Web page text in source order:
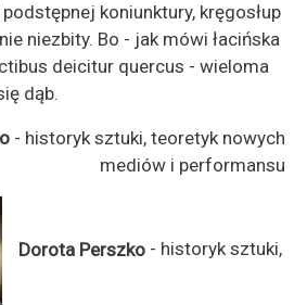
koniunktury, kręgosłup
niezbity. Bo - jak mówi łacińska
deicitur quercus - wieloma
dąb.
- historyk sztuki, teoretyk nowych
mediów i performansu
Dorota Perszko - historyk sztuki,